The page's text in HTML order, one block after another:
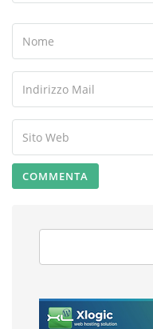
Your
Email
Your
Website